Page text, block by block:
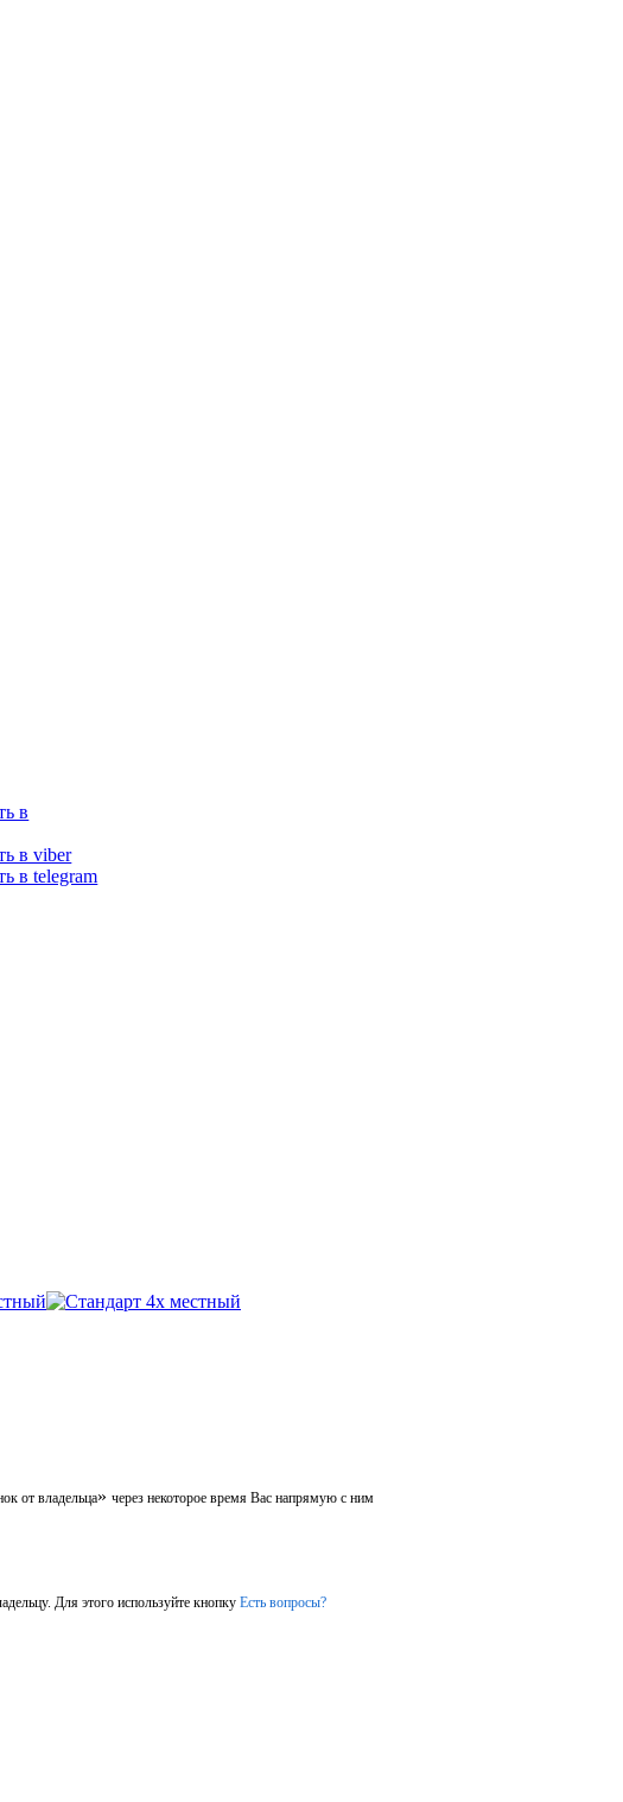
от владельца» через некоторое время Вас напрямую с ним
Для этого используйте кнопку Есть вопросы?